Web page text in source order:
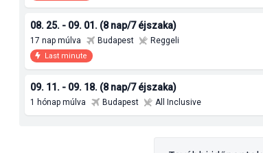
08. 25. - 09. 01. (8 nap/7 éjszaka)
17 nap múlva Budapest Reggeli
Last minute
09. 11. - 09. 18. (8 nap/7 éjszaka)
1 hónap múlva Budapest All Inclusive